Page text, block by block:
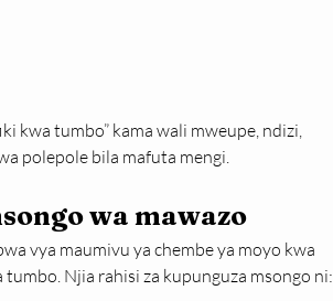
kwa tumbo” kama wali mweupe, ndizi,
polepole bila mafuta mengi.
wa mawazo
vya maumivu ya chembe ya moyo kwa
Njia rahisi za kupunguza msongo ni: